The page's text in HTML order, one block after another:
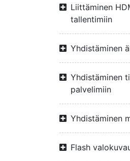
Liittäminen
tallentimiin
Yhdistäminen
Yhdistäminen
palvelimiin
Yhdistäminen
Flash